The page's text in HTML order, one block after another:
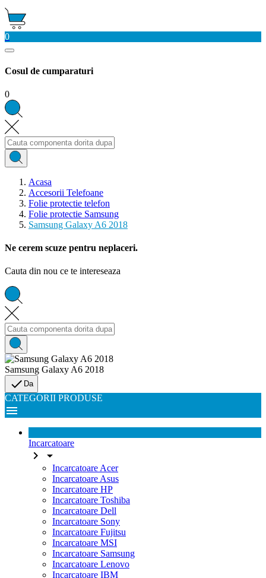
0
Cosul de cumparaturi
0
Acasa
Accesorii Telefoane
Folie protectie telefon
Folie protectie Samsung
Samsung Galaxy A6 2018
Ne cerem scuze pentru neplaceri.
Cauta din nou ce te intereseaza
Samsung Galaxy A6 2018
 Da
CATEGORII PRODUSE

Incarcatoare
 
Incarcatoare Acer
Incarcatoare Asus
Incarcatoare HP
Incarcatoare Toshiba
Incarcatoare Dell
Incarcatoare Sony
Incarcatoare Fujitsu
Incarcatoare MSI
Incarcatoare Samsung
Incarcatoare Lenovo
Incarcatoare IBM